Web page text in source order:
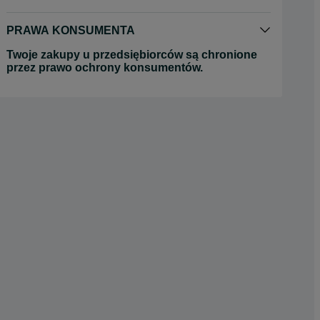
PRAWA KONSUMENTA
Twoje zakupy u przedsiębiorców są chronione
przez prawo ochrony konsumentów.